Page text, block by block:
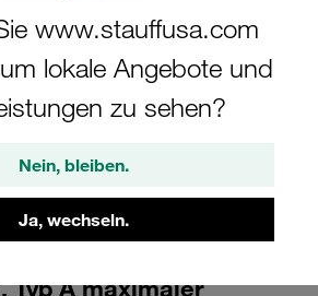
www.stauffusa.com
lokale Angebote und
zu sehen?
Nein, bleiben.
Ja, wechseln.
CAD
dient nur zur Veranschaulichung und kann vom
Daten kostenlos herunterzuladen
Typ A maximaler